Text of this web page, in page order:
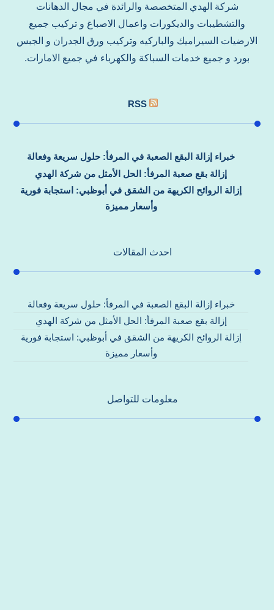
شركة الهدي المتخصصة والرائدة في مجال الدهانات
والتشطيبات والديكورات واعمال الاصباغ و تركيب جميع
الارضيات السيراميك والباركيه وتركيب ورق الجدران و الجبس
بورد و جميع خدمات السباكة والكهرباء في جميع الامارات.
RSS
خبراء إزالة البقع الصعبة في المرفأ: حلول سريعة وفعالة
إزالة بقع صعبة المرفأ: الحل الأمثل من شركة الهدي
إزالة الروائح الكريهة من الشقق في أبوظبي: استجابة فورية
وأسعار مميزة
احدث المقالات
خبراء إزالة البقع الصعبة في المرفأ: حلول سريعة وفعالة
إزالة بقع صعبة المرفأ: الحل الأمثل من شركة الهدي
إزالة الروائح الكريهة من الشقق في أبوظبي: استجابة فورية
وأسعار مميزة
معلومات للتواصل